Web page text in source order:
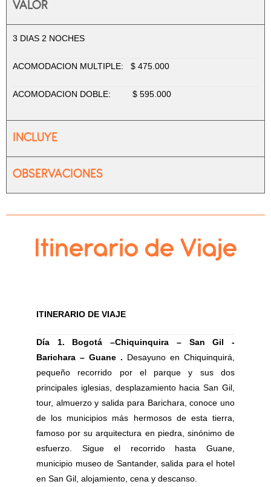
VALOR
3 DIAS 2 NOCHES
ACOMODACION MULTIPLE: $ 475.000
ACOMODACION DOBLE: $ 595.000
INCLUYE
OBSERVACIONES
Itinerario de Viaje
ITINERARIO DE VIAJE
Día 1. Bogotá –Chiquinquira – San Gil -
Barichara – Guane . Desayuno en Chiquinquirá,
pequeño recorrido por el parque y sus dos
principales iglesias, desplazamiento hacia San Gil,
tour, almuerzo y salida para Barichara, conoce uno
de los municipios más hermosos de esta tierra,
famoso por su arquitectura en piedra, sinónimo de
esfuerzo. Sigue el recorrido hasta Guane,
municipio museo de Santander, salida para el hotel
en San Gil, alojamiento, cena y descanso.